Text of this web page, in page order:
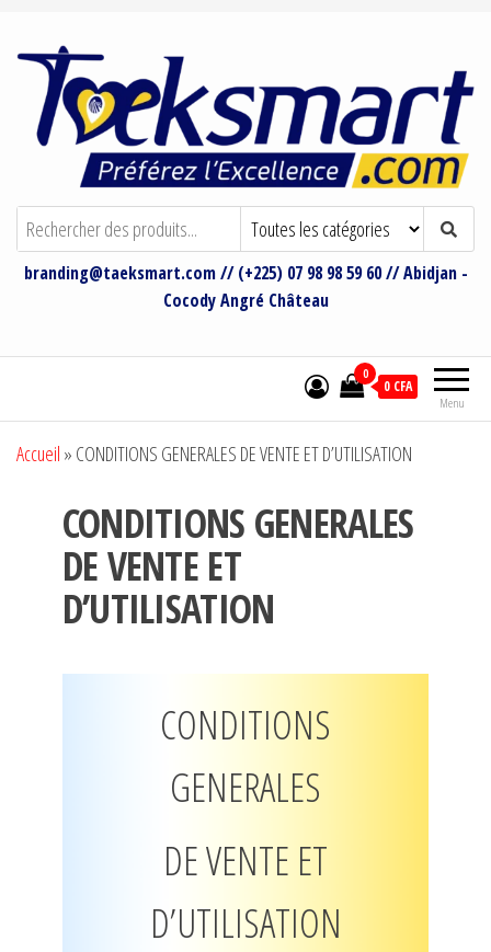
Taeksmart Group
Bienvenue sur le site de Taeksmart
Group
branding@taeksmart.com // (+225) 07 98 98 59 60 // Abidjan -
Cocody Angré Château
Menu
0
0 CFA
Accueil » CONDITIONS GENERALES DE VENTE ET D’UTILISATION
CONDITIONS GENERALES
DE VENTE ET
D’UTILISATION
CONDITIONS
GENERALES
DE VENTE ET
D’UTILISATION